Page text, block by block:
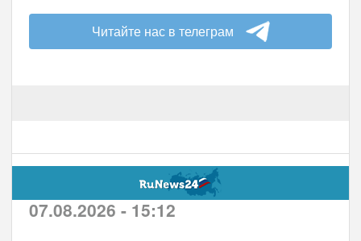
Читайте нас в телеграм
07.08.2026 - 15:12